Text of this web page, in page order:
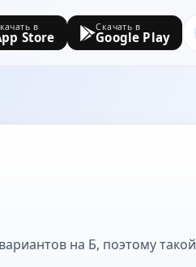
в
Store
Скачать в
Google Play
на Б, поэтому такой